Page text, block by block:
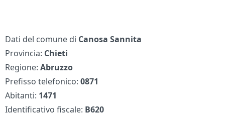
Dati del comune di Canosa Sannita
Provincia: Chieti
Regione:Abruzzo
Prefisso telefonico:0871
Abitanti: 1471
Identificativo fiscale: B620